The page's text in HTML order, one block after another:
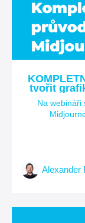
tvořit
Na webináři
Alexander